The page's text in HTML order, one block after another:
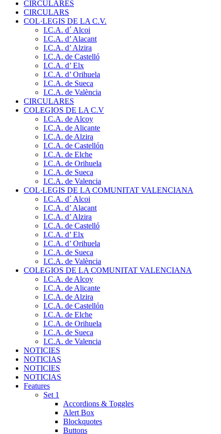
CIRCULARES
CIRCULARS
COL·LEGIS DE LA C.V.
I.C.A. d´ Alcoi
I.C.A. d’ Alacant
I.C.A. d’ Alzira
I.C.A. de Castelló
I.C.A. d’ Elx
I.C.A. d’ Orihuela
I.C.A. de Sueca
I.C.A. de València
CIRCULARES
COLEGIOS DE LA C.V
I.C.A. de Alcoy
I.C.A. de Alicante
I.C.A. de Alzira
I.C.A. de Castellón
I.C.A. de Elche
I.C.A. de Orihuela
I.C.A. de Sueca
I.C.A. de Valencia
COL·LEGIS DE LA COMUNITAT VALENCIANA
I.C.A. d´ Alcoi
I.C.A. d’ Alacant
I.C.A. d’ Alzira
I.C.A. de Castelló
I.C.A. d’ Elx
I.C.A. d’ Orihuela
I.C.A. de Sueca
I.C.A. de València
COLEGIOS DE LA COMUNITAT VALENCIANA
I.C.A. de Alcoy
I.C.A. de Alicante
I.C.A. de Alzira
I.C.A. de Castellón
I.C.A. de Elche
I.C.A. de Orihuela
I.C.A. de Sueca
I.C.A. de Valencia
NOTICIES
NOTICIAS
NOTICIES
NOTICIAS
Features
Set 1
Accordions & Toggles
Alert Box
Blockquotes
Buttons